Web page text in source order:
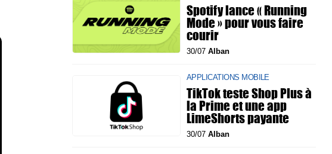
Spotify lance « Running
Mode » pour vous faire
courir
30/07 Alban
APPLICATIONS MOBILE
TikTok teste Shop Plus à
la Prime et une app
LimeShorts payante
30/07 Alban